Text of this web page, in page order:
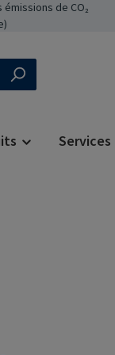
de CO₂
Services